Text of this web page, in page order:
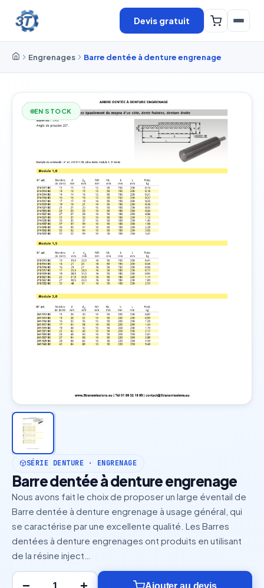
Devis gratuit
Engrenages Barre dentée à denture engrenage
EN STOCK
SÉRIE DENTURE · ENGRENAGE
Barre dentée à denture engrenage
Nous avons fait le choix de proposer un large éventail de
Barre dentée à denture engrenage à usage général, qui
se caractérise par une excellente qualité. Les Barres
dentées à denture engrenages ont produits en utilisant
de la résine inject…
Ajouter au devis